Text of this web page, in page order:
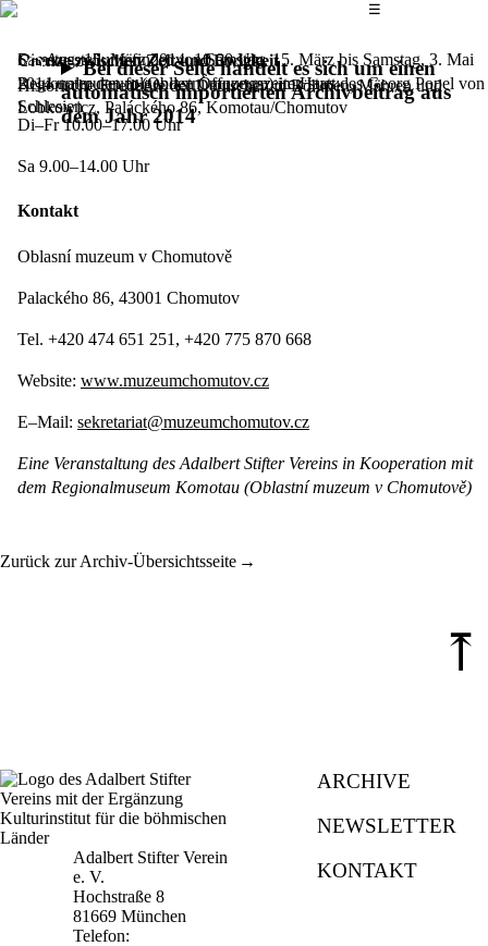
Das
☰
Bei dieser Seite handelt es sich um einen
automatisch importierten Archivbeitrag aus
dem Jahr 2014
Grenze zwischen Zeit und Ewigkeit
Historische Friedhöfe der Deutschen in Böhmen, Mähren und
Schlesien
Die Ausstellung findet von Samstag, 15. März bis Samstag, 3. Mai
2014 unter den folgenden Öffnungszeiten statt:
Di–Fr 10.00–17.00 Uhr
Sa 9.00–14.00 Uhr
Kontakt
Oblasní muzeum v Chomutově
Palackého 86, 43001 Chomutov
Tel. +420 474 651 251, +420 775 870 668
Website: www.muzeumchomutov.cz
E–Mail: sekretariat@muzeumchomutov.cz
Eine Veranstaltung des Adalbert Stifter Vereins in Kooperation mit
dem Regionalmuseum Komotau (Oblastní muzeum v Chomutově)
Samstag, 15. März 2014,10.00 Uhr
Regionalmuseum (Oblastní muzeum) im Haus des Georg Popel von
Lobkowicz, Paláckého 86, Komotau/Chomutov
Zurück zur Archiv-Übersichtsseite
⤒
Adalbert Stifter Verein
e. V.
Hochstraße 8
81669 München
Telefon:
ARCHIVE
NEWSLETTER
KONTAKT